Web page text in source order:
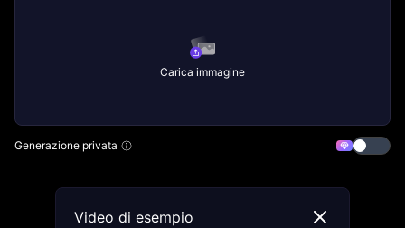
Carica immagine
Generazione privata
Video di esempio